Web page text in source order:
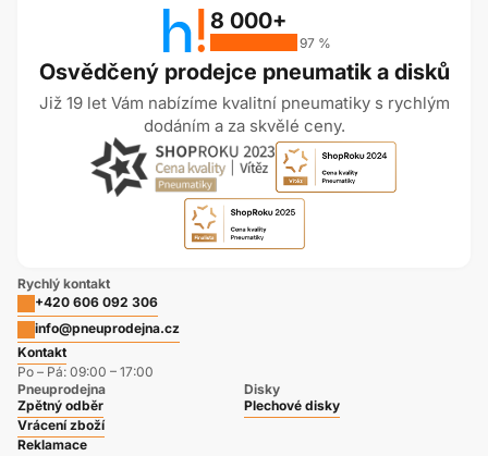
Osvědčený prodejce pneumatik a disků
Již 19 let Vám nabízíme kvalitní pneumatiky s rychlým
dodáním a za skvělé ceny.
8 000+
97 %
Rychlý kontakt
+420 606 092 306
info@pneuprodejna.cz
Kontakt
Po – Pá: 09:00 – 17:00
Pneuprodejna
Zpětný odběr
Vrácení zboží
Reklamace
Disky
Plechové disky